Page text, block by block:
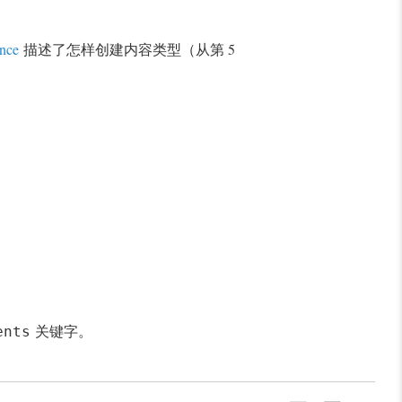
描述了怎样创建内容类型（从第 5
关键字。